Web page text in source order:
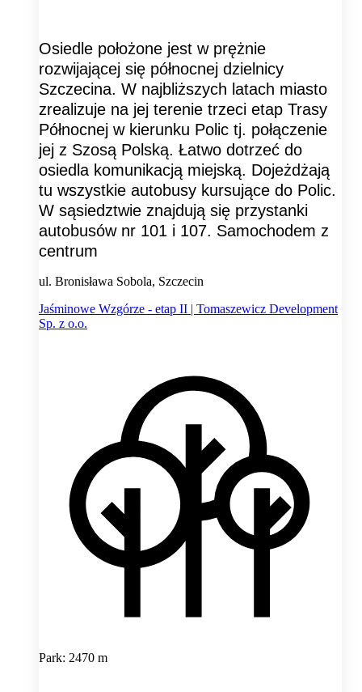
Osiedle położone jest w prężnie
rozwijającej się północnej dzielnicy
Szczecina. W najbliższych latach miasto
zrealizuje na jej terenie trzeci etap Trasy
Północnej w kierunku Polic tj. połączenie
jej z Szosą Polską. Łatwo dotrzeć do
osiedla komunikacją miejską. Dojeżdżają
tu wszystkie autobusy kursujące do Polic.
W sąsiedztwie znajdują się przystanki
autobusów nr 101 i 107. Samochodem z
centrum
ul. Bronisława Sobola, Szczecin
Jaśminowe Wzgórze - etap II | Tomaszewicz Development
Sp. z o.o.
Park: 2470 m